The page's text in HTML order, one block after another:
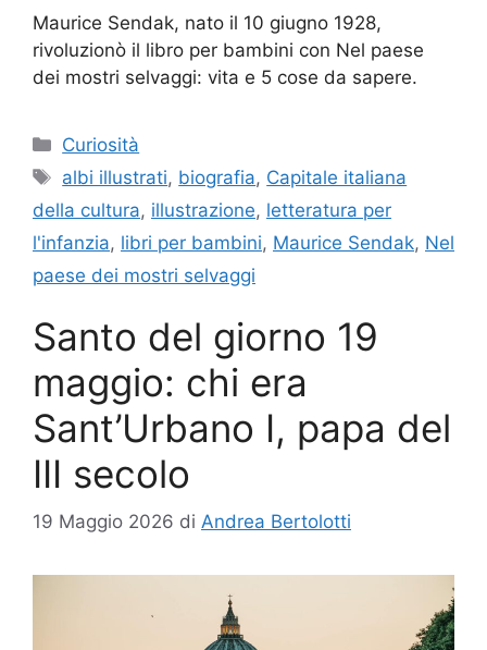
Maurice Sendak, nato il 10 giugno 1928,
rivoluzionò il libro per bambini con Nel paese
dei mostri selvaggi: vita e 5 cose da sapere.
Categorie
Curiosità
Tag
albi illustrati, biografia, Capitale italiana
della cultura, illustrazione, letteratura per
l'infanzia, libri per bambini, Maurice Sendak, Nel
paese dei mostri selvaggi
Santo del giorno 19
maggio: chi era
Sant’Urbano I, papa del
III secolo
19 Maggio 2026 di Andrea Bertolotti